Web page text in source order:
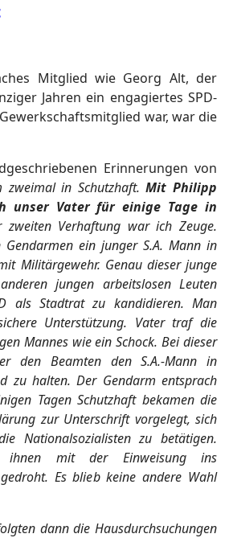
Mitglied wie Georg Alt, der
Jahren ein engagiertes SPD-
war, war die
Erinnerungen von
zweimal in Schutzhaft.Mit Philipp
unser Vater für einige Tage in
zweiten Verhaftung war ich Zeuge.
Gendarmen ein junger S.A. Mann in
Militärgewehr. Genau dieser junge
jungen arbeitslosen Leuten
als Stadtrat zu kandidieren. Man
Unterstützung. Vater traf die
Mannes wie ein Schock. Bei dieser
den Beamten den S.A.-Mann in
zu halten. Der Gendarm entsprach
Tagen Schutzhaft bekamen die
zur Unterschrift vorgelegt, sich
Nationalsozialisten zu betätigen.
ihnen mit der Einweisung ins
Es blieb keine andere Wahl
dann die Hausdurchsuchungen